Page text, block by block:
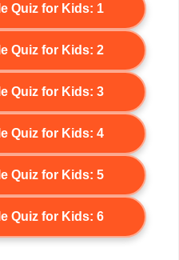
Quiz for Kids: 1
Quiz for Kids: 2
Quiz for Kids: 3
Quiz for Kids: 4
Quiz for Kids: 5
Quiz for Kids: 6